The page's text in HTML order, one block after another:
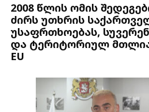
2008 წლის ომის
ძირს უთხრის
უსაფრთხოებას,
და ტერიტორიულ
EU